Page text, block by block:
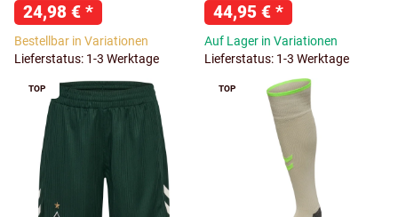
24,98 € *
Bestellbar in Variationen
Lieferstatus: 1-3 Werktage
44,95 € *
Auf Lager in Variationen
Lieferstatus: 1-3 Werktage
TOP TOP